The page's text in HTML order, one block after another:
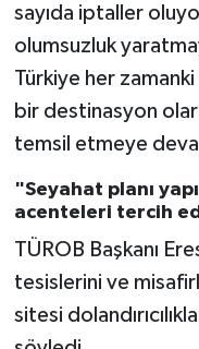
sayıda iptaller
olumsuzluk
Türkiye her
bir destinasyon
temsil etmeye
"Seyahat planı
acenteleri tercih
TÜROB Başkanı
tesislerini ve
sitesi